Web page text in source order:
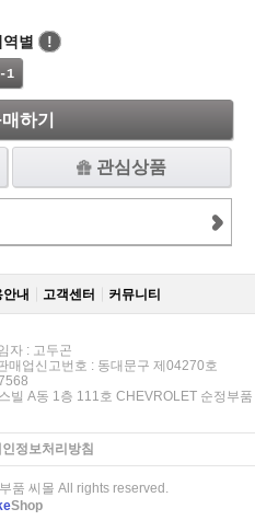
역별
!
-1
하기
관심상품
안내 고객센터 커뮤니티
자 : 고두곤
매업신고번호 : 동대문구 제04270호
빌 A동 1층 111호 CHEVROLET 순정부품
인정보처리방침
품 씨몰 All rights reserved.
Shop